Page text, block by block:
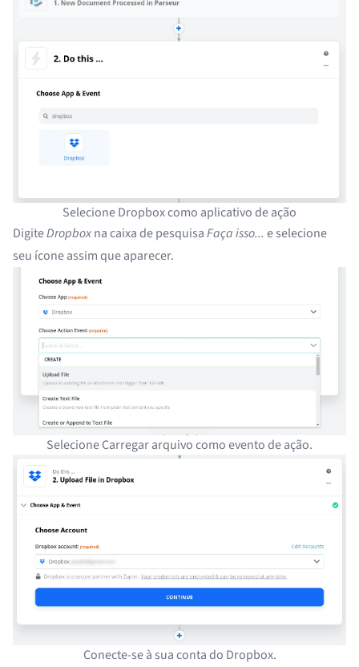
Selecione Dropbox como aplicativo de ação
DigiteDropboxna caixa de pesquisaFaça isso... e selecione
seu ícone assim que aparecer.
Selecione Carregar arquivo como evento de ação.
Conecte-se à sua conta do Dropbox.